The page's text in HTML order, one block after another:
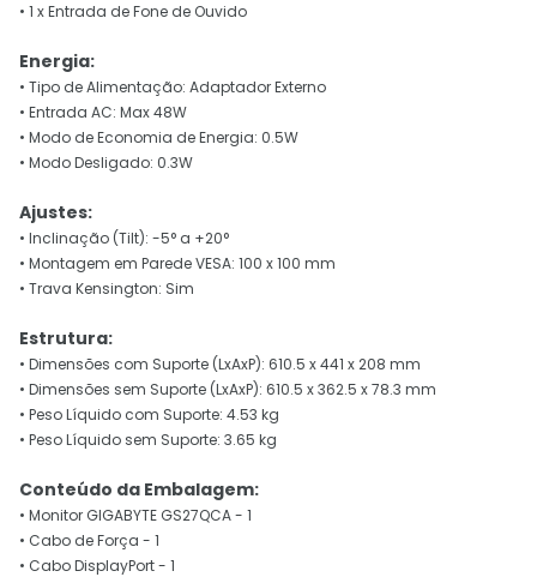
• 1 x Entrada de Fone de Ouvido
Energia:
• Tipo de Alimentação: Adaptador Externo
• Entrada AC: Max 48W
• Modo de Economia de Energia: 0.5W
• Modo Desligado: 0.3W
Ajustes:
• Inclinação (Tilt): -5° a +20°
• Montagem em Parede VESA: 100 x 100 mm
• Trava Kensington: Sim
Estrutura:
• Dimensões com Suporte (LxAxP): 610.5 x 441 x 208 mm
• Dimensões sem Suporte (LxAxP): 610.5 x 362.5 x 78.3 mm
• Peso Líquido com Suporte: 4.53 kg
• Peso Líquido sem Suporte: 3.65 kg
Conteúdo da Embalagem:
• Monitor GIGABYTE GS27QCA - 1
• Cabo de Força - 1
• Cabo DisplayPort - 1